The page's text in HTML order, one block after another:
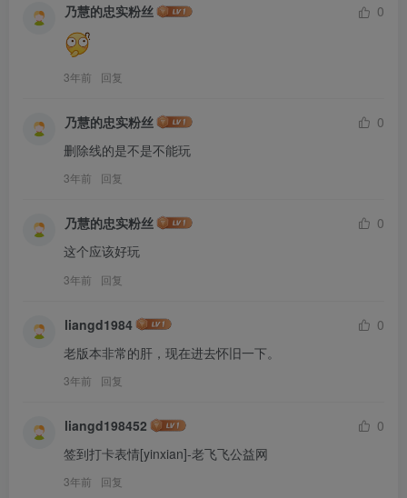
乃慧的忠实粉丝 0
3年前 回复
乃慧的忠实粉丝
0
删除线的是不是不能玩
3年前 回复
乃慧的忠实粉丝
0
这个应该好玩
3年前 回复
liangd1984
0
老版本非常的肝，现在进去怀旧一下。
3年前 回复
liangd198452
0
签到打卡表情[yinxian]-老飞飞公益网
3年前 回复